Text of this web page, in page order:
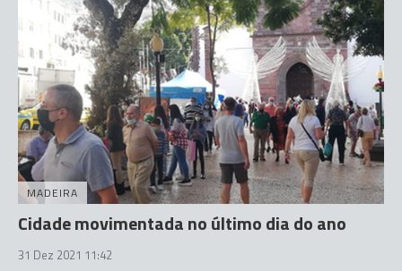
MADEIRA
Cidade movimentada no último dia do ano
31 Dez 2021 11:42